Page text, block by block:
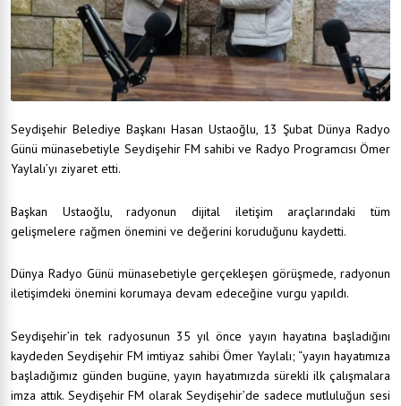
Seydişehir Belediye Başkanı Hasan Ustaoğlu, 13 Şubat Dünya Radyo
Günü münasebetiyle Seydişehir FM sahibi ve Radyo Programcısı Ömer
Yaylalı’yı ziyaret etti.
Başkan Ustaoğlu, radyonun dijital iletişim araçlarındaki tüm
gelişmelere rağmen önemini ve değerini koruduğunu kaydetti.
Dünya Radyo Günü münasebetiyle gerçekleşen görüşmede, radyonun
iletişimdeki önemini korumaya devam edeceğine vurgu yapıldı.
Seydişehir’in tek radyosunun 35 yıl önce yayın hayatına başladığını
kaydeden Seydişehir FM imtiyaz sahibi Ömer Yaylalı; “yayın hayatımıza
başladığımız günden bugüne, yayın hayatımızda sürekli ilk çalışmalara
imza attık. Seydişehir FM olarak Seydişehir’de sadece mutluluğun sesi